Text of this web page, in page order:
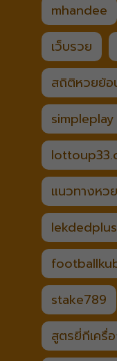
mhandee
เว็บรวย
สถิติหวยย้
simpleplay
แนวทางหวย
stake789
สูตรยี่กีเครื่